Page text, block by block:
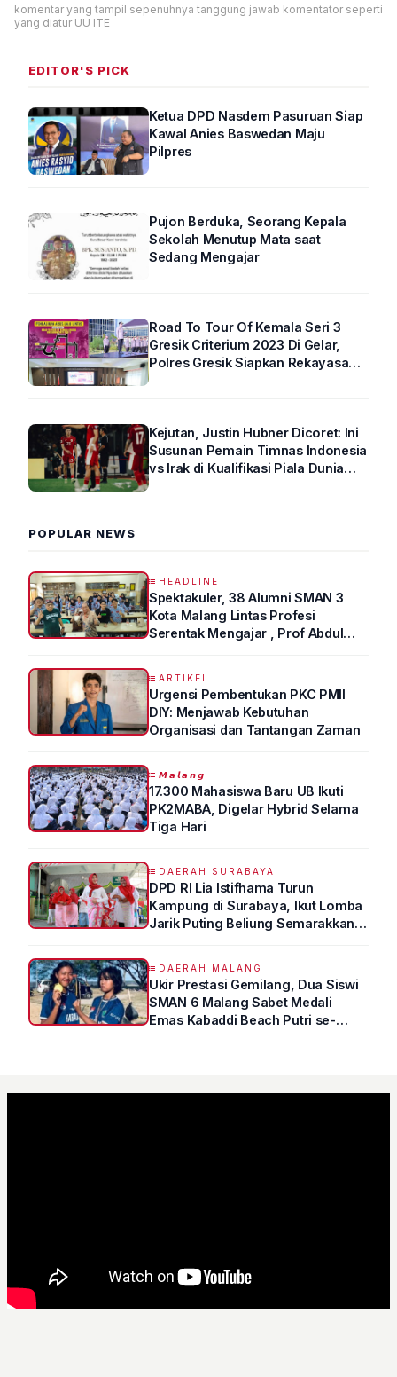
komentar yang tampil sepenuhnya tanggung jawab komentator seperti
yang diatur UU ITE
EDITOR'S PICK
Ketua DPD Nasdem Pasuruan Siap
Kawal Anies Baswedan Maju
Pilpres
Pujon Berduka, Seorang Kepala
Sekolah Menutup Mata saat
Sedang Mengajar
Road To Tour Of Kemala Seri 3
Gresik Criterium 2023 Di Gelar,
Polres Gresik Siapkan Rekayasa
Kejutan, Justin Hubner Dicoret: Ini
Susunan Pemain Timnas Indonesia
vs Irak di Kualifikasi Piala Dunia
POPULAR NEWS
HEADLINE
Spektakuler, 38 Alumni SMAN 3
Kota Malang Lintas Profesi
Serentak Mengajar , Prof Abdul
ARTIKEL
Urgensi Pembentukan PKC PMII
DIY: Menjawab Kebutuhan
Organisasi dan Tantangan Zaman
𝙈𝙖𝙡𝙖𝙣𝙜
17.300 Mahasiswa Baru UB Ikuti
PK2MABA, Digelar Hybrid Selama
Tiga Hari
DAERAH SURABAYA
DPD RI Lia Istifhama Turun
Kampung di Surabaya, Ikut Lomba
Jarik Puting Beliung Semarakkan
DAERAH MALANG
Ukir Prestasi Gemilang, Dua Siswi
SMAN 6 Malang Sabet Medali
Emas Kabaddi Beach Putri se-